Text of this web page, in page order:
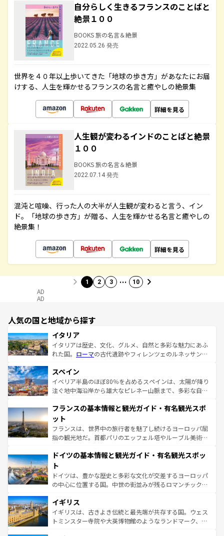
自分らしく生きるフランスのことばと
絶景１００
BOOKS 旅の名言＆絶景
2022.05.26 発売
世界を４０年以上歩いてきた「地球の歩き方」があなたにお届
けする、人生を輝かせるフランスの名言と癒やしの絶景集
詳細を見る
人生観が変わるインドのことばと絶景
１００
BOOKS 旅の名言＆絶景
2022.07.14 発売
混沌と喧噪、行った人の大半が人生観が変わると言う、イン
ド。「地球の歩き方」が贈る、人生を輝かせる名言と癒やしの
絶景集！
詳細を見る
1 2 3 … 10
AD
AD
人気の国と地域から探す
イタリア
イタリアは歴史、文化、グルメ、自然と多彩な魅力にあふ
れた国。 ローマの古代遺跡やフィレンツェのルネッサンス
ろん、トスカーナの美しい田園風景やアマルフィ海岸の絶
景など、自然景観も見逃せない。観光の合間には、本場の
ピザやパスタなど、絶品のイタリア料理を堪能することも
ませてくれるイタリアで、忘れられない旅をしてみよう！
なお、新着のイタリア情報は
しい。
スペイン
イベリア半島のほぼ80％を占めるスペインは、太陽が降り
注ぐ地中海沿岸から雄大なピレネー山脈まで、多彩な自然
文化が根付くこの国では、情熱的なフラメンコ、熱気あふ
れる闘牛、そして美味しいタパスが生活の一部となってい
る。首都マドリードの洗練された雰囲気や、バルセロナの
アートに溢れた街角から、地方では古代ローマ遺跡や中世
せる。地方によって風土や気候が異なるスペインはその個
ンテンツ一覧 を参照してほしい。
フランスの基本情報と観光ガイド・有名観光スポ
ット
フランスは、世界中の旅行者を魅了し続けるヨーロッパ屈
指の観光地だ。首都パリのエッフェル塔やルーブル美術館
で、幅広い魅力が詰まっている。華麗な宮殿、歴史的な大
聖堂、美しいビーチ、そして豊かな自然が、訪れる者を心
から魅了する。また、フランスは美食の国としても知ら
れ、フランス料理はユネスコ無形文化遺産にも登録されて
香り高いラベンダー畑など、多彩な楽しみ方が可能だ。さ
らに、パリ以外の地域にも魅力が溢れており、どの街角に
も豊かな歴史と文化が息づいている。パリ以外の個性あふ
ドイツの基本情報と観光ガイド・有名観光スポッ
ト
ドイツは、豊かな歴史と多彩な文化が交差するヨーロッパ
の中心に位置する国。中世の街並みが残るロマンチック街
顔を持つこの国は、どこを歩いても飽きることがない。ベ
ルリンの文化的活気、バイエルン州のアルプスの絶景、そ
してライン川沿いのワイン畑といった風景は必見。ビール
イギリス
イギリスは、古きよき伝統と最先端が共存する国。ウェス
トミンスター寺院や大英博物館のようなランドマーク、歴